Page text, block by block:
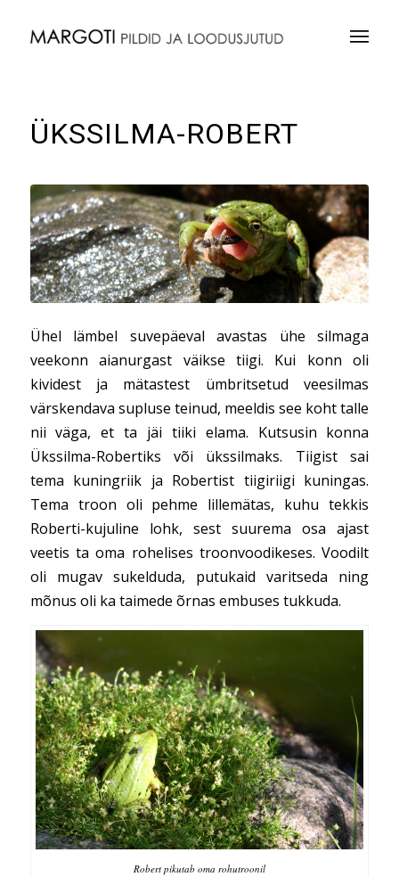
ÜKSSILMA-ROBERT
Ühel lämbel suvepäeval avastas ühe silmaga
veekonn aianurgast väikse tiigi. Kui konn oli
kividest ja mätastest ümbritsetud veesilmas
värskendava supluse teinud, meeldis see koht talle
nii väga, et ta jäi tiiki elama. Kutsusin konna
Ükssilma-Robertiks või ükssilmaks. Tiigist sai
tema kuningriik ja Robertist tiigiriigi kuningas.
Tema troon oli pehme lillemätas, kuhu tekkis
Roberti-kujuline lohk, sest suurema osa ajast
veetis ta oma rohelises troonvoodikeses. Voodilt
oli mugav sukelduda, putukaid varitseda ning
mõnus oli ka taimede õrnas embuses tukkuda.
Robert pikutab oma rohutroonil